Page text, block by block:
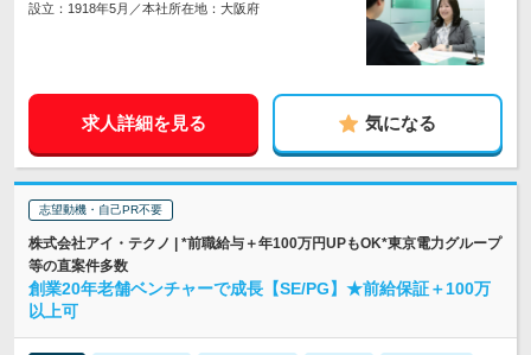
設立：1918年5月／本社所在地：大阪府
求人詳細を見る 気になる
志望動機・自己PR不要
株式会社アイ・テクノ | *前職給与＋年100万円UPもOK*東京電力グループ
等の直案件多数
創業20年老舗ベンチャーで成長【SE/PG】★前給保証＋100万
以上可